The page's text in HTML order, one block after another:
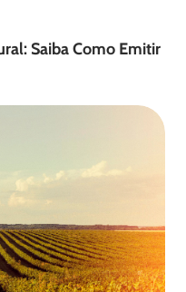
Saiba Como Emitir